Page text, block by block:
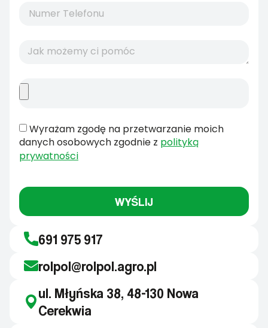
Wyrażam zgodę na przetwarzanie moich
danych osobowych zgodnie z polityką
prywatności
WYŚLIJ
691 975 917
rolpol@rolpol.agro.pl
ul. Młyńska 38, 48-130 Nowa
Cerekwia